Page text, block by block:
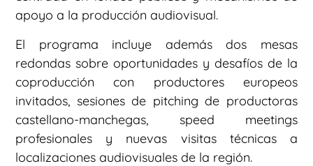
apoyo a la producción audiovisual.
El programa incluye además dos mesas
redondas sobre oportunidades y desafíos de la
coproducción con productores europeos
invitados, sesiones de pitching de productoras
castellano-manchegas, speed meetings
profesionales y nuevas visitas técnicas a
localizaciones audiovisuales de la región.